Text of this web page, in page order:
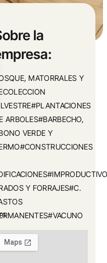
la
MATORRALES Y
ARBOLES#BARBECHO,
VERDE Y
Y FORRAJES#C.